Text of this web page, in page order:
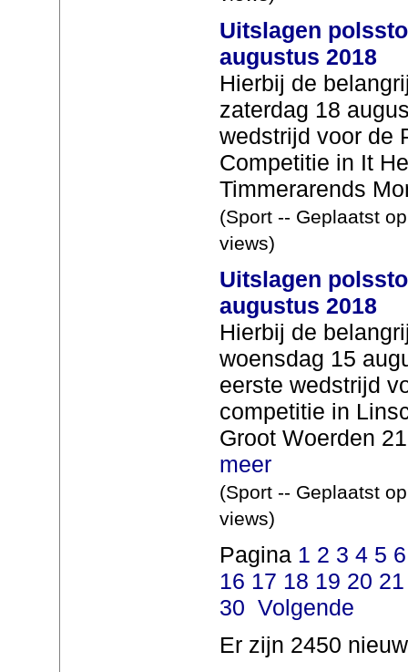
Uitslagen
augustus 2018
Hierbij de
zaterdag 18
wedstrijd voor de
Competitie in It
Timmerarends
(Sport -- Geplaatst
views)
Uitslagen
augustus 2018
Hierbij de
woensdag 15
eerste wedstrijd
competitie in
Groot Woerden
meer
(Sport -- Geplaatst
views)
Pagina 1 2 3 4 5 6
16 17 18 19 20 21
30 Volgende
Er zijn 2450